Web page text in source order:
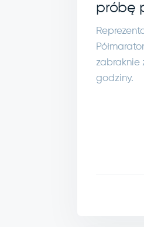
próbę
zabraknie
godziny.